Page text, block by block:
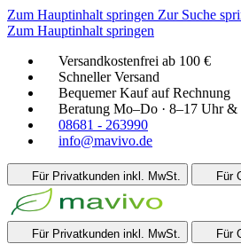
Zum Hauptinhalt springen Zur Suche
Zum Hauptinhalt springen
Versandkostenfrei ab 100 €
Schneller Versand
Bequemer Kauf auf Rechnung
Beratung Mo–Do · 8–17 Uhr &
08681 - 263990
info@mavivo.de
Für Privatkunden inkl. MwSt. Für
Für Privatkunden inkl. MwSt. Für